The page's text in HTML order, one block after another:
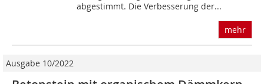
abgestimmt. Die Verbesserung der...
mehr
Ausgabe 10/2022